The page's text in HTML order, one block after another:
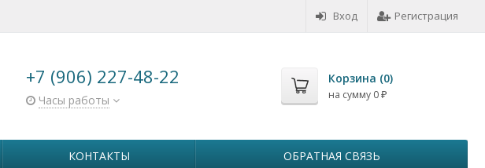
Вход Регистрация
+7 (906) 227-48-22
Часы работы
Корзина (0)
на сумму 0 ₽
КОНТАКТЫ ОБРАТНАЯ СВЯЗЬ